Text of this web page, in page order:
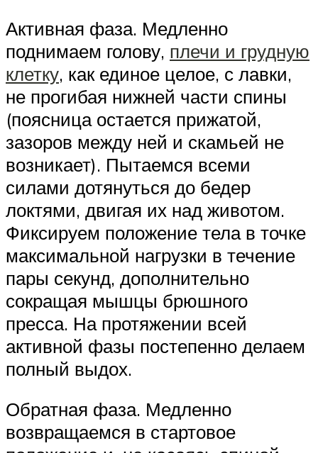
Активная фаза. Медленно
поднимаем голову, плечи и грудную
клетку, как единое целое, с лавки,
не прогибая нижней части спины
(поясница остается прижатой,
зазоров между ней и скамьей не
возникает). Пытаемся всеми
силами дотянуться до бедер
локтями, двигая их над животом.
Фиксируем положение тела в точке
максимальной нагрузки в течение
пары секунд, дополнительно
сокращая мышцы брюшного
пресса. На протяжении всей
активной фазы постепенно делаем
полный выдох.
Обратная фаза. Медленно
возвращаемся в стартовое